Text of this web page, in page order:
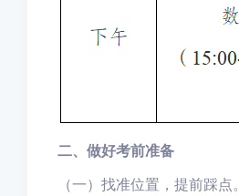
二、做好考前准备
（一）找准位置，提前踩点。